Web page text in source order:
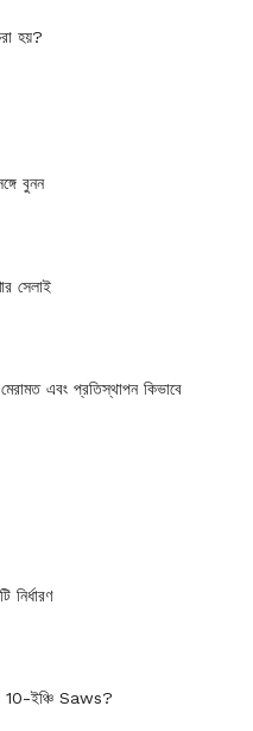
হয়?
বুনন
সেলাই
এবং প্রতিস্থাপন কিভাবে
10-ইঞ্চি Saws?